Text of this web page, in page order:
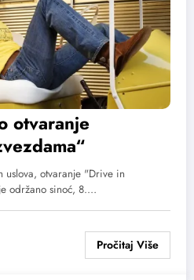
otvaranje
otvaranje "Drive in
održano sinoć, 8.…